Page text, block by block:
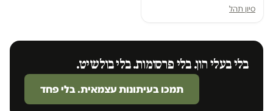
סיון תהל
בלי בעלי הון. בלי פרסומות. בלי בולשיט.
תמכו בעיתונות עצמאית. בלי פחד